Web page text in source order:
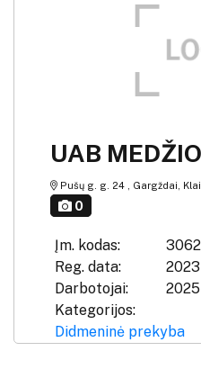
UAB
Pušų g. g. 24 , Gargždai,
0
Įm. kodas:
Reg. data:
Darbotojai:
Kategorijos:
Didmeninė prekyba